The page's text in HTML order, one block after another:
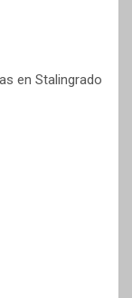
en Stalingrado